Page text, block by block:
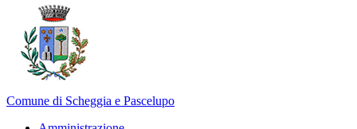
Comune di Scheggia e Pascelupo